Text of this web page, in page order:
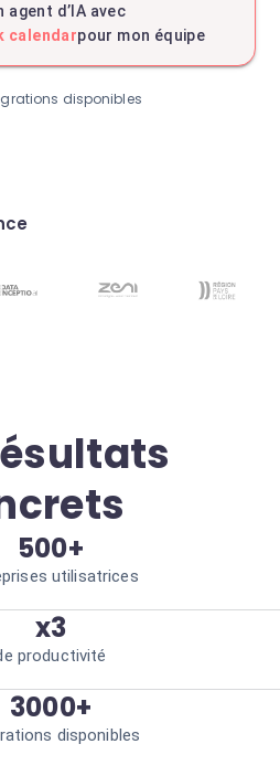
des allers-retours
automatiquement les
rapide
conflits
agent d’IA avec
calendarpour mon équipe
disponibles
500+
utilisatrices
x3
productivité
3000+
disponibles